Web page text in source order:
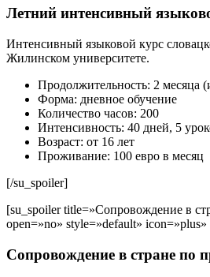
Летний интенсивный
Интенсивный языковой курс
Жилинском университете.
Продолжительность: 2 месяца
Форма: дневное обучение
Количество часов: 200
Интенсивность: 40 дней, 5
Возраст: от 16 лет
Проживание: 100 евро в месяц
[/su_spoiler]
[su_spoiler title=»Сопровождение в
open=»no» style=»default»
Сопровождение в стране по